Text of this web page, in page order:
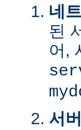
네
된
어,
서